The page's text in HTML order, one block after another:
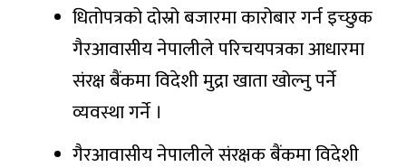
धितोपत्रको दोस्रो बजारमा कारोबार गर्न इच्छुक
गैरआवासीय नेपालीले परिचयपत्रका आधारमा
संरक्ष बैंकमा विदेशी मुद्रा खाता खोल्नु पर्ने
व्यवस्था गर्ने ।
गैरआवासीय नेपालीले संरक्षक बैंकमा विदेशी